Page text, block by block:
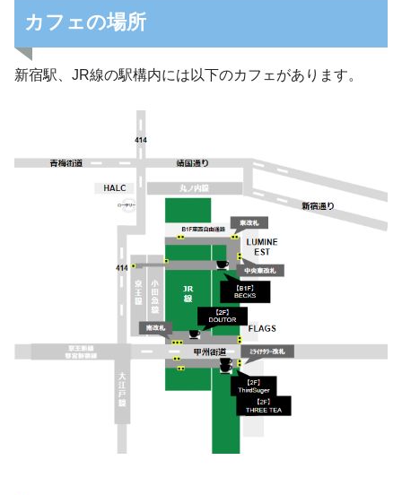
カフェの場所
新宿駅、JR線の駅構内には以下のカフェがあります。